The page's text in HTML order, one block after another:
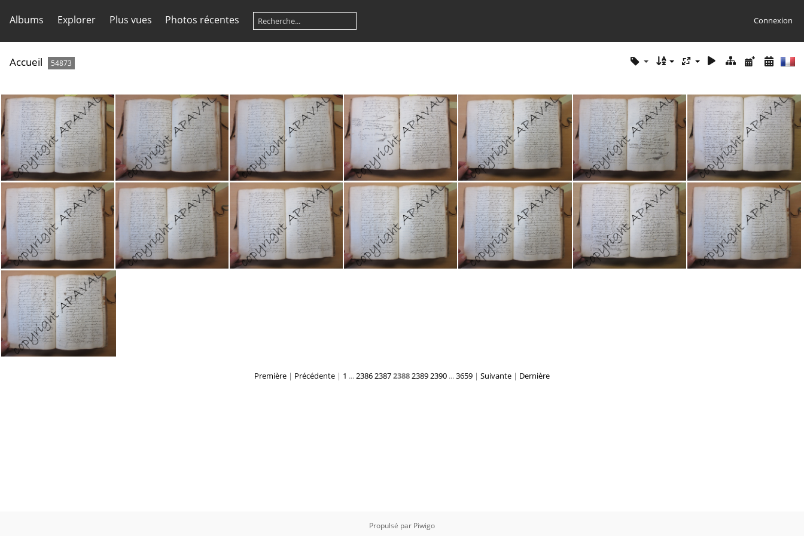
Albums Explorer Plus vues Photos récentes Connexion
Accueil 54873
2E19810 088 2E19810 089 2E19810 090 2E19810 091 2E19810 092 2E19810 093 2E19810 094
2E19810 095
Première | Précédente | 1 ...23862387238823892390 ...3659 | Suivante | Dernière
Propulsé par Piwigo